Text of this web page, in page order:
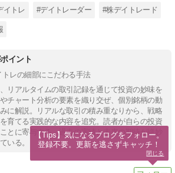
イトレ #デイトレーダー #株デイトレード
イント
トレの細部にこだわる手法
リアルタイムの取引記録を通じて投資の妙味を
チャート分析の要素を織り交ぜ、個別銘柄の動
に解説。リアルな取引の積み重なりから、戦略
育てる実践的な内容を追究。読者が自らの投資
とに寄与する、過去の実績と未来の期待が絶妙
いる。
【Tips】気になるブログをフォロー。
登録不要。更新を逃さずキャッチ！
閉じる